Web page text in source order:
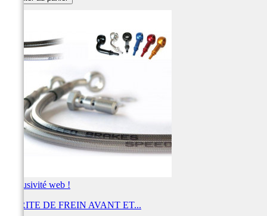
Exclusivité web !
DURITE DE FREIN AVANT ET...